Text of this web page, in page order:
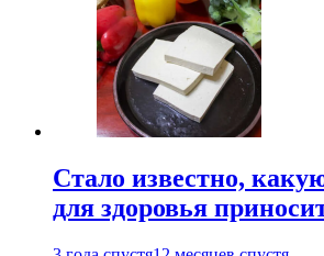
Стало известно,
для здоровья